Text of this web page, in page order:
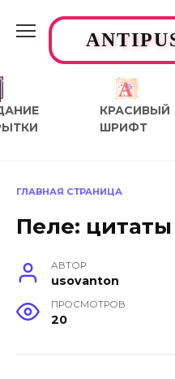
содержанию
КРАСИВЫЙ
ШРИФТ
ГЛАВНАЯ СТРАНИЦА
Пеле: цитаты
АВТОР
usovanton
ПРОСМОТРОВ
20